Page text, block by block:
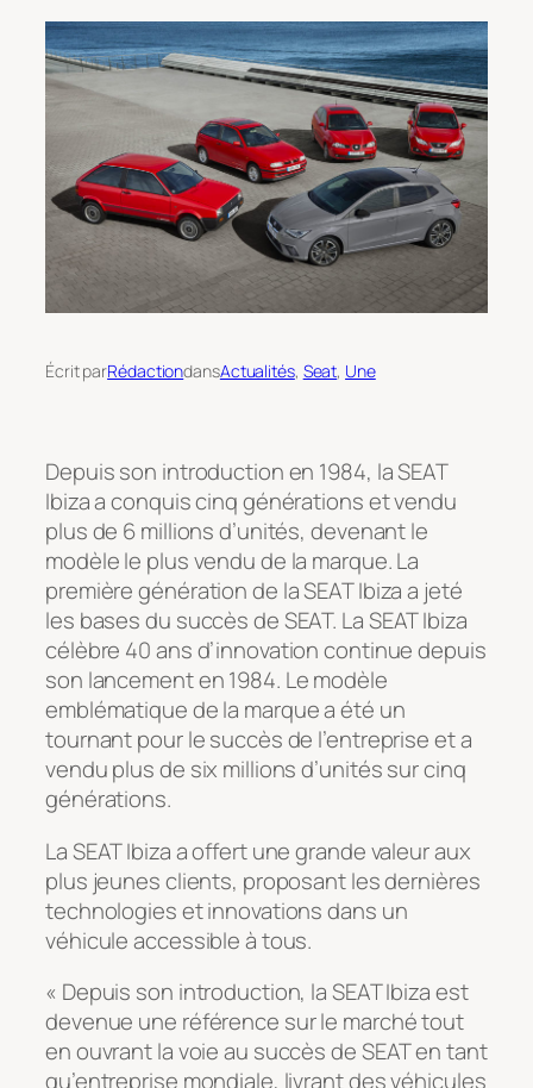
Écrit parRédactiondansActualités, Seat, Une
Depuis son introduction en 1984, la SEAT
Ibiza a conquis cinq générations et vendu
plus de 6 millions d’unités, devenant le
modèle le plus vendu de la marque. La
première génération de la SEAT Ibiza a jeté
les bases du succès de SEAT. La SEAT Ibiza
célèbre 40 ans d’innovation continue depuis
son lancement en 1984. Le modèle
emblématique de la marque a été un
tournant pour le succès de l’entreprise et a
vendu plus de six millions d’unités sur cinq
générations.
La SEAT Ibiza a offert une grande valeur aux
plus jeunes clients, proposant les dernières
technologies et innovations dans un
véhicule accessible à tous.
« Depuis son introduction, la SEAT Ibiza est
devenue une référence sur le marché tout
en ouvrant la voie au succès de SEAT en tant
qu’entreprise mondiale, livrant des véhicules